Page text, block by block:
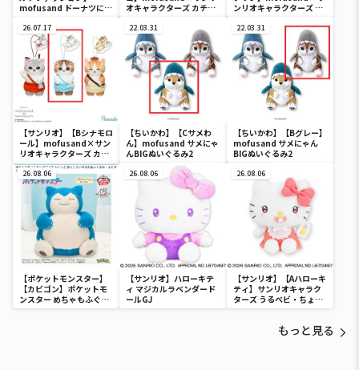
mofusand ドーナツにゃ
オキャラクターズ カチュ
ンリオキャラクターズ カ
26.07.17
【サンリオ】【Bシナモロ
ール】mofusand×サン
リオキャラクターズ カチ
ューシャマスコット②
22.03.31
【ちいかわ】【Cサメわ
ん】mofusand サメにゃ
んBIGぬいぐるみ2
22.03.31
【ちいかわ】【Bグレー】
mofusand サメにゃん
BIGぬいぐるみ2
26.08.06
【ポケットモンスター】
【カビゴン】ポケットモ
ンスター めちゃもふぐっ
と ほっこりいやされぬい
26.08.06
【サンリオ】ハローキテ
ィ マジカルラベンダード
ールGJ
26.08.06
【サンリオ】【Aハローキ
ティ】サンリオキャラク
ターズ うるベビ・ちょい
デカドール
もっと見る